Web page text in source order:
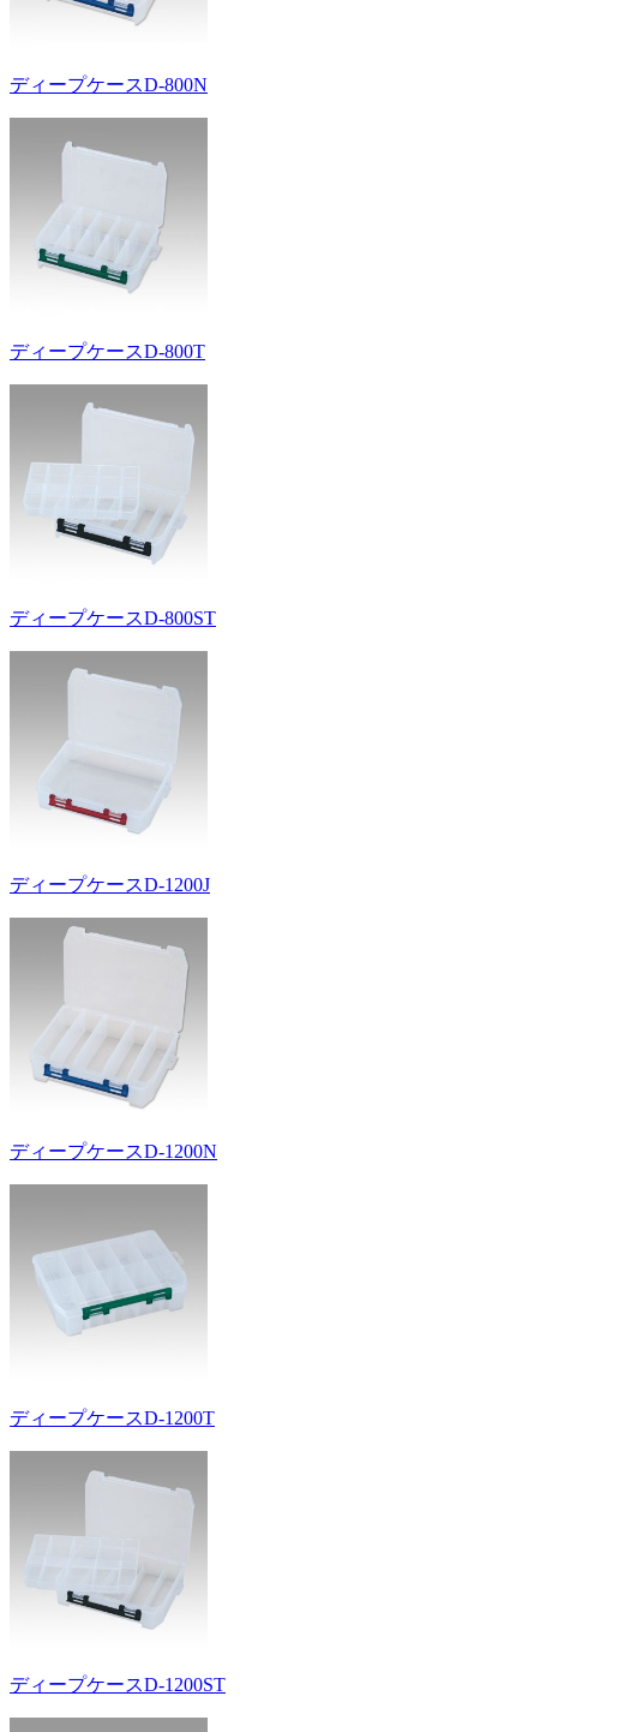
ディープケースD-800N
ディープケースD-800T
ディープケースD-800ST
ディープケースD-1200J
ディープケースD-1200N
ディープケースD-1200T
ディープケースD-1200ST